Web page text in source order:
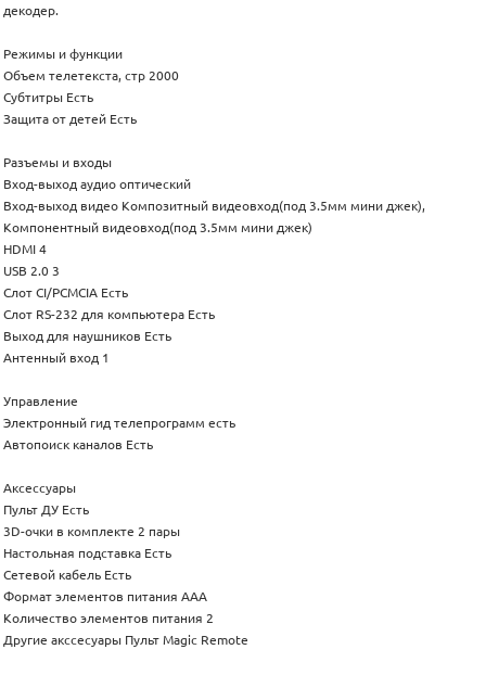
декодер.
Режимы и функции
Объем телетекста, стр 2000
Субтитры Есть
Защита от детей Есть
Разъемы и входы
Вход-выход аудио оптический
Вход-выход видео Композитный видеовход(под 3.5мм мини джек),
Компонентный видеовход(под 3.5мм мини джек)
HDMI 4
USB 2.0 3
Слот CI/PCMCIA Есть
Слот RS-232 для компьютера Есть
Выход для наушников Есть
Антенный вход 1
Управление
Электронный гид телепрограмм есть
Автопоиск каналов Есть
Аксессуары
Пульт ДУ Есть
3D-очки в комплекте 2 пары
Настольная подставка Есть
Сетевой кабель Есть
Формат элементов питания AAA
Количество элементов питания 2
Другие акссесуары Пульт Magic Remote